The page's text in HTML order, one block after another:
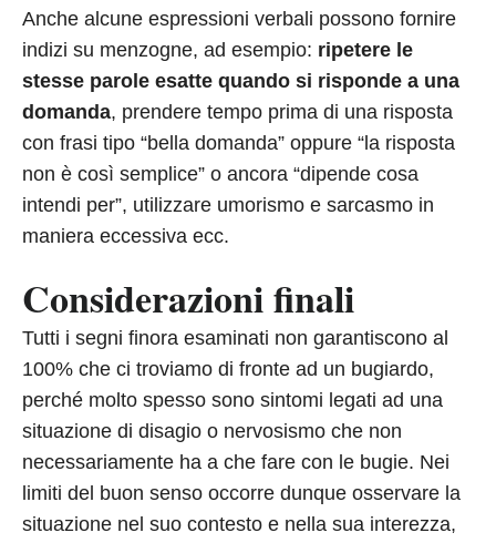
Anche alcune espressioni verbali possono fornire
indizi su menzogne, ad esempio: ripetere le
stesse parole esatte quando si risponde a una
domanda, prendere tempo prima di una risposta
con frasi tipo “bella domanda” oppure “la risposta
non è così semplice” o ancora “dipende cosa
intendi per”, utilizzare umorismo e sarcasmo in
maniera eccessiva ecc.
Considerazioni finali
Tutti i segni finora esaminati non garantiscono al
100% che ci troviamo di fronte ad un bugiardo,
perché molto spesso sono sintomi legati ad una
situazione di disagio o nervosismo che non
necessariamente ha a che fare con le bugie. Nei
limiti del buon senso occorre dunque osservare la
situazione nel suo contesto e nella sua interezza,